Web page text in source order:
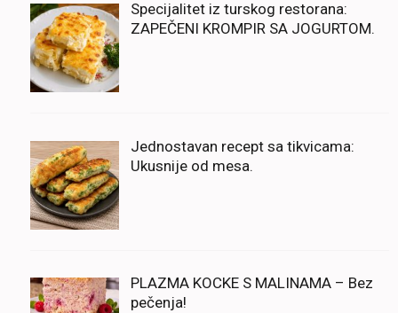
Specijalitet iz turskog restorana:
ZAPEČENI KROMPIR SA JOGURTOM.
Jednostavan recept sa tikvicama:
Ukusnije od mesa.
PLAZMA KOCKE S MALINAMA – Bez
pečenja!